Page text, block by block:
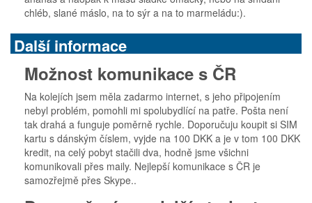
chléb, slané máslo, na to sýr a na to marmeládu:).
Další informace
Možnost komunikace s ČR
Na kolejích jsem měla zadarmo internet, s jeho připojením
nebyl problém, pomohli mi spolubydlící na patře. Pošta není
tak drahá a funguje poměrně rychle. Doporučuju koupit si SIM
kartu s dánským číslem, vyjde na 100 DKK a je v tom 100 DKK
kredit, na celý pobyt stačili dva, hodně jsme všichni
komunikovali přes maily. Nejlepší komunikace s ČR je
samozřejmě přes Skype..